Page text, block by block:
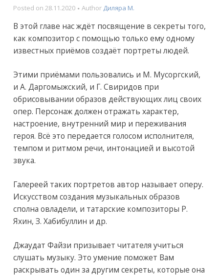
Posted on 28.11.2020 Author Диляра M.
В этой главе нас ждёт посвящение в секреты того,
как композитор с помощью только ему одному
известных приёмов создаёт портреты людей.
Этими приёмами пользовались и М. Мусоргский,
и А. Даргомыжский, и Г. Свиридов при
обрисовывании образов действующих лиц своих
опер. Персонаж должен отражать характер,
настроение, внутренний мир и переживания
героя. Всё это передается голосом исполнителя,
темпом и ритмом речи, интонацией и высотой
звука.
Галереей таких портретов автор называет оперу.
Искусством создания музыкальных образов
сполна овладели, и татарские композиторы Р.
Яхин, З. Хабибуллин и др.
Джаудат Файзи призывает читателя учиться
слушать музыку. Это умение поможет Вам
раскрывать один за другим секреты, которые она